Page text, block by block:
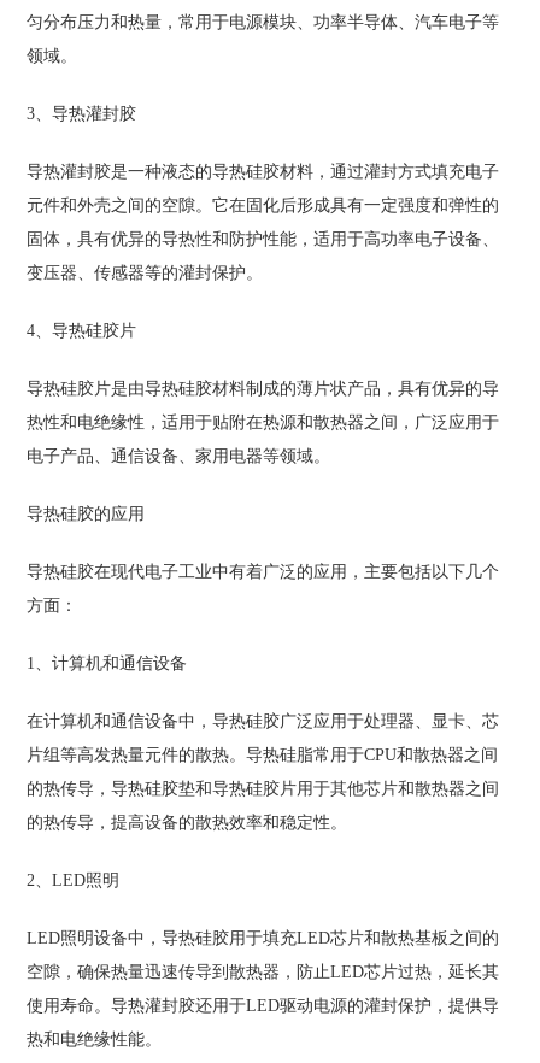
匀分布压力和热量，常用于电源模块、功率半导体、汽车电子等
领域。
3、导热灌封胶
导热灌封胶是一种液态的导热硅胶材料，通过灌封方式填充电子
元件和外壳之间的空隙。它在固化后形成具有一定强度和弹性的
固体，具有优异的导热性和防护性能，适用于高功率电子设备、
变压器、传感器等的灌封保护。
4、导热硅胶片
导热硅胶片是由导热硅胶材料制成的薄片状产品，具有优异的导
热性和电绝缘性，适用于贴附在热源和散热器之间，广泛应用于
电子产品、通信设备、家用电器等领域。
导热硅胶的应用
导热硅胶在现代电子工业中有着广泛的应用，主要包括以下几个
方面：
1、计算机和通信设备
在计算机和通信设备中，导热硅胶广泛应用于处理器、显卡、芯
片组等高发热量元件的散热。导热硅脂常用于CPU和散热器之间
的热传导，导热硅胶垫和导热硅胶片用于其他芯片和散热器之间
的热传导，提高设备的散热效率和稳定性。
2、LED照明
LED照明设备中，导热硅胶用于填充LED芯片和散热基板之间的
空隙，确保热量迅速传导到散热器，防止LED芯片过热，延长其
使用寿命。导热灌封胶还用于LED驱动电源的灌封保护，提供导
热和电绝缘性能。